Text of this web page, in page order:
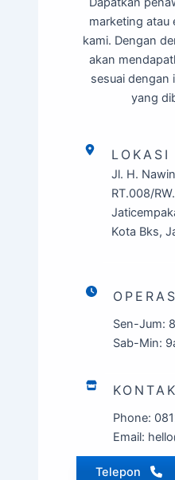
marketing atau
kami. Dengan
akan
sesuai dengan
yang
LOKASI
Jl. H.
RT.008/
Kota Bks,
Sen-Jum:
Sab-Min:
KONTAK
Phone:
Email:
Telepon